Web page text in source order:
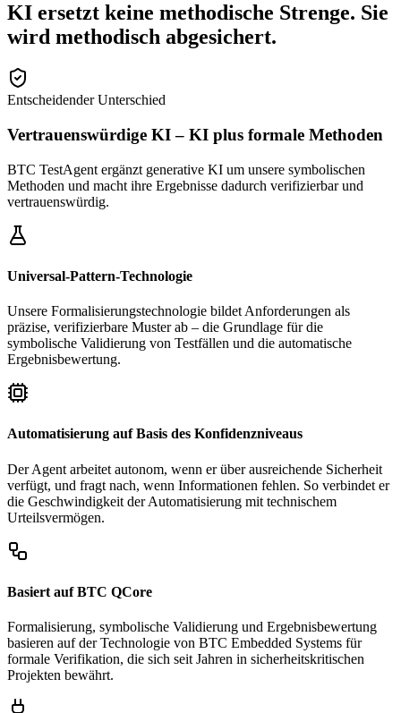
KI ersetzt keine methodische Strenge. Sie
wird methodisch abgesichert.
Entscheidender Unterschied
Vertrauenswürdige KI – KI plus formale Methoden
BTC TestAgent ergänzt generative KI um unsere symbolischen
Methoden und macht ihre Ergebnisse dadurch verifizierbar und
vertrauenswürdig.
Universal-Pattern-Technologie
Unsere Formalisierungstechnologie bildet Anforderungen als
präzise, verifizierbare Muster ab – die Grundlage für die
symbolische Validierung von Testfällen und die automatische
Ergebnisbewertung.
Automatisierung auf Basis des Konfidenzniveaus
Der Agent arbeitet autonom, wenn er über ausreichende Sicherheit
verfügt, und fragt nach, wenn Informationen fehlen. So verbindet er
die Geschwindigkeit der Automatisierung mit technischem
Urteilsvermögen.
Basiert auf BTC QCore
Formalisierung, symbolische Validierung und Ergebnisbewertung
basieren auf der Technologie von BTC Embedded Systems für
formale Verifikation, die sich seit Jahren in sicherheitskritischen
Projekten bewährt.